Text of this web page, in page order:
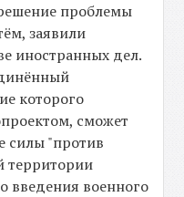
проблемы
заявили
иностранных дел.
которого
сможет
силы "против
территории
введения военного